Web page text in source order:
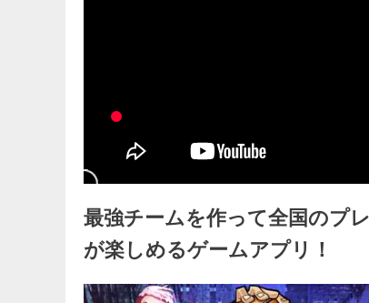
最強チームを作って全国のプ
が楽しめるゲームアプリ！